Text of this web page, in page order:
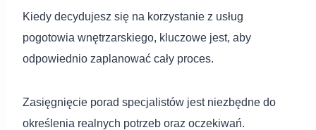
Kiedy decydujesz się na korzystanie z usług
pogotowia wnętrzarskiego, kluczowe jest, aby
odpowiednio zaplanować cały proces.
Zasięgnięcie porad specjalistów jest niezbędne do
określenia realnych potrzeb oraz oczekiwań.